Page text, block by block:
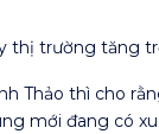
thị trường tăng
Thảo thì cho
mới đang có